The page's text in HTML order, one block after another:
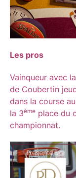
Les pros
Vainqueur avec
de Coubertin
dans la course
la 3ème place du
championnat.